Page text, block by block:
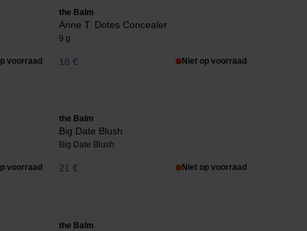
voorraad
the Balm
Anne T. Dotes Concealer
9 g
18 € Niet op voorraad
voorraad
the Balm
Big Date Blush
Big Date Blush
21 € Niet op voorraad
the Balm